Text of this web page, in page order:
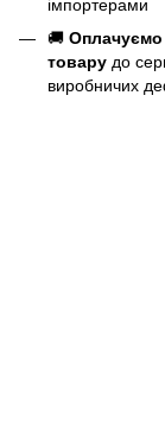
імпортерами
🚚 Оплачуємо
товару до
виробничих